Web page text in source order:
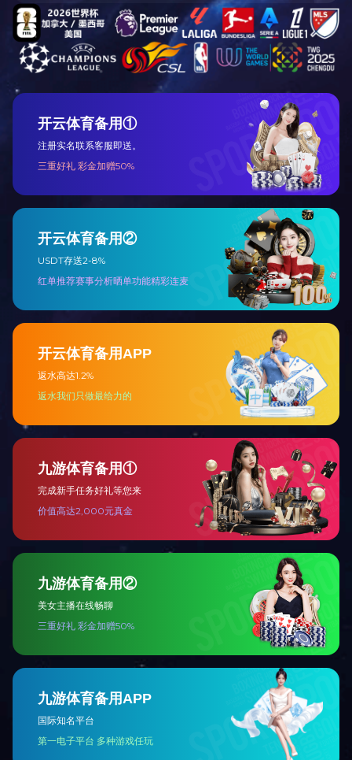
服务咨询热线（24小时）：
15854508777 13791193513
· 电话：0535-2377966
· 传真：0535-2377877
· 邮箱：lt@lzltjx.com
· 网址：www.getinthesky.com
· 地址：山东省莱州市沙河镇206国道莱州段197公里处
鲁ICP备19001078号-2
网站地图| 免责声明